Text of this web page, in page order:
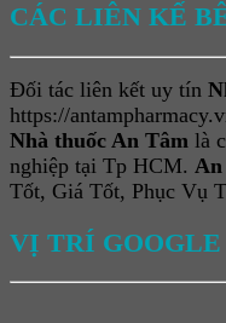
CÁC LIÊN KẾ
Đối tác liên kết uy tín
https://
Nhà thuốc An Tâm là
nghiệp tại Tp HCM.
Tốt, Giá Tốt, Phục Vụ
VỊ TRÍ